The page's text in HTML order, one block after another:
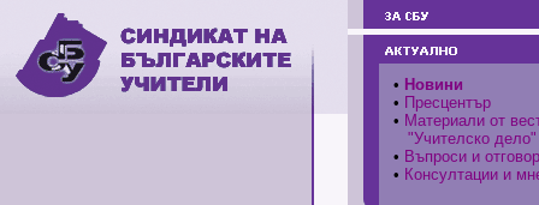
• Новини
• Пресцентър
• Материали от
"Учителско дело"
• Въпроси и
• Консултации и